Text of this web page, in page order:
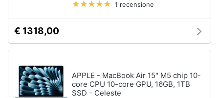
1 recensione
€ 1318,00
APPLE - MacBook Air 15" M5 chip 10-
core CPU 10-core GPU, 16GB, 1TB
SSD - Celeste